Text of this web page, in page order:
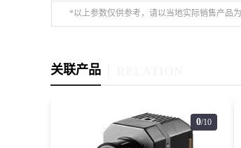
*以上参数仅供参考，请以当地实际销售产品
关联产品
0/10